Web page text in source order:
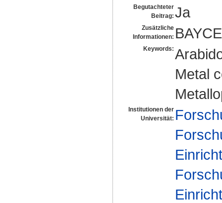
Begutachteter
Beitrag: Ja
Zusätzliche
Informationen:
Keywords:
Metal
Institutionen der
Universität: